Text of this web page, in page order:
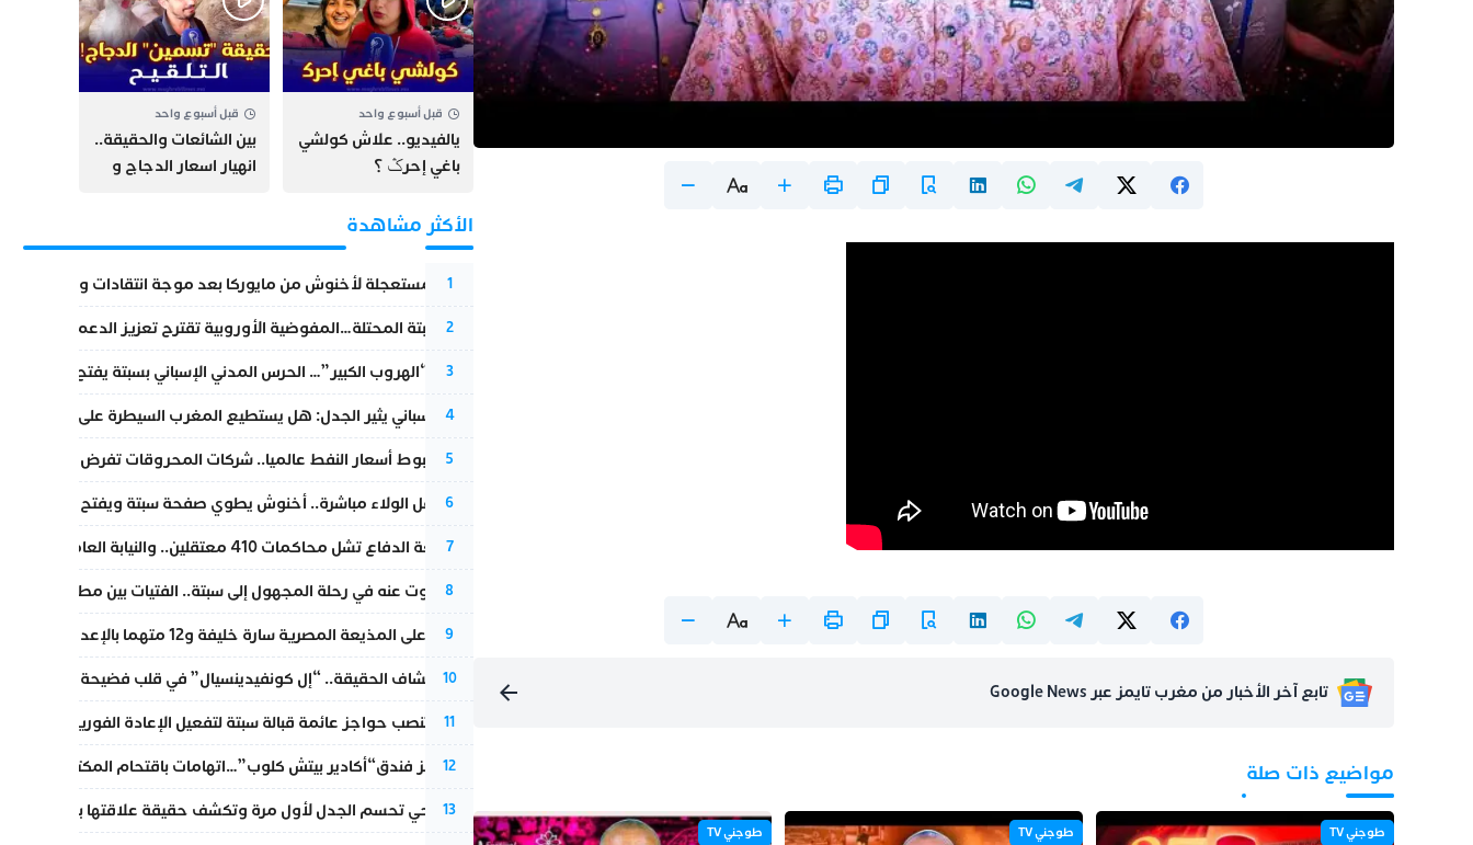
تابع آخر الأخبار من مغرب تايمز عبر Google News
مواضيع ذات صلة
طوجني TV طوجني TV طوجني TV
قبل أسبوع واحد
يالفيديو.. علاش كولشي
باغي إحرݣ ؟
قبل أسبوع واحد
بين الشائعات والحقيقة..
انهيار اسعار الدجاج و
الأكثر مشاهدة
1
عودة مستعجلة لأخنوش من مايوركا بعد موجة انتقادات واسعة
2
أزمة سبتة المحتلة…المفوضية الأوروبية تقترح تعزيز الدعم المالي
3
عملية “الهروب الكبير”… الحرس المدني الإسباني بسبتة يفتح قناة
4
تقرير إسباني يثير الجدل: هل يستطيع المغرب السيطرة على سبتة
5
رغم هبوط أسعار النفط عالميا.. شركات المحروقات تفرض زيادة
6
بعد حفل الولاء مباشرة.. أخنوش يطوي صفحة سبتة ويفتح ملف
7
مقاطعة الدفاع تشل محاكمات 410 معتقلين.. والنيابة العامة تبحث عن حل قانوني
8
المسكوت عنه في رحلة المجهول إلى سبتة.. الفتيات بين مطرقة البحر
9
الحكم على المذيعة المصرية سارة خليفة و12 متهما بالإعدام في قضية هزت بلاد الفراعنة
10
بعد انكشاف الحقيقة.. “إل كونفيدينسيال” في قلب فضيحة صورة
11
إسبانيا تنصب حواجز عائمة قبالة سبتة لتفعيل الإعادة الفورية
12
أزمة تهز فندق“أكادير بيتش كلوب”…اتهامات باقتحام المكتب النقابي
13
نورا فتحي تحسم الجدل لأول مرة وتكشف حقيقة علاقتها بياسين بونو